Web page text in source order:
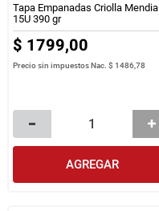
Tapa Empanadas Criolla Mendia
15U 390 gr
$ 1799,00
Precio sin impuestos Nac.$ 1486,78
AGREGAR